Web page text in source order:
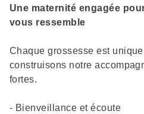
Description
Une maternité engagée
vous ressemble
Chaque grossesse est
construisons notre
fortes.
- Bienveillance et écoute